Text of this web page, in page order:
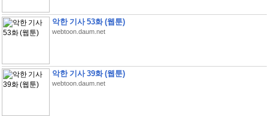
악한 기사 53화 (웹툰)
webtoon.daum.net
악한 기사 39화 (웹툰)
webtoon.daum.net